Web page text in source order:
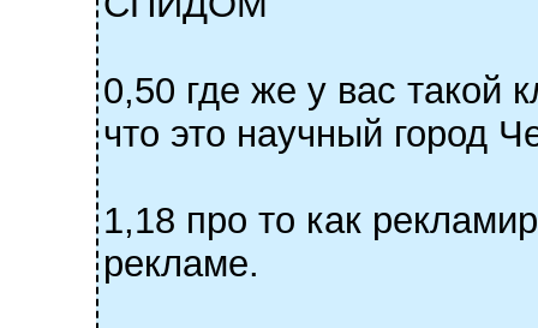
0,50 где же у вас такой
что это научный город
1,18 про то как
рекламе.